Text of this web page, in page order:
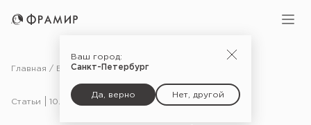
Ваш город:
Санкт-Петербург
Да, верно Нет, другой
Главная Блог Статьи
Статьи 10.11.25